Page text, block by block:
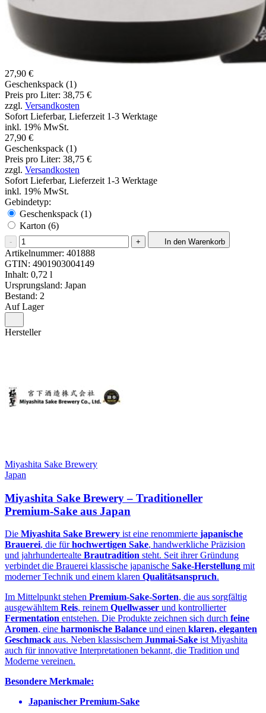
27,90 €
Geschenkspack (1)
Preis pro Liter: 38,75 €
zzgl. Versandkosten
Sofort Lieferbar, Lieferzeit 1-3 Werktage
inkl. 19% MwSt.
27,90 €
Geschenkspack (1)
Preis pro Liter: 38,75 €
zzgl. Versandkosten
Sofort Lieferbar, Lieferzeit 1-3 Werktage
inkl. 19% MwSt.
Gebindetyp:
Geschenkspack (1)
Karton (6)
- + In den Warenkorb
Artikelnummer: 401888
GTIN: 4901903004149
Inhalt: 0,72 l
Ursprungsland: Japan
Bestand: 2
Auf Lager
Hersteller
Miyashita Sake Brewery
Japan
Miyashita Sake Brewery – Traditioneller
Premium‑Sake aus Japan
Die Miyashita Sake Brewery ist eine renommierte japanische
Brauerei, die fürhochwertigen Sake, handwerkliche Präzision
und jahrhundertealte Brautradition steht. Seit ihrer Gründung
verbindet die Brauerei klassische japanische Sake‑Herstellung mit
moderner Technik und einem klaren Qualitätsanspruch.
Im Mittelpunkt stehen Premium‑Sake‑Sorten, die aus sorgfältig
ausgewähltem Reis, reinem Quellwasser und kontrollierter
Fermentation entstehen. Die Produkte zeichnen sich durch feine
Aromen, eine harmonische Balance und einen klaren, eleganten
Geschmack aus. Neben klassischem Junmai‑Sake ist Miyashita
auch für innovative Interpretationen bekannt, die Tradition und
Moderne vereinen.
Besondere Merkmale:
Japanischer Premium‑Sake